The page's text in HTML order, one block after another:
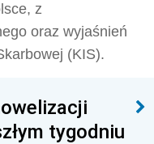
z
oraz wyjaśnień
(KIS).
tygodniu